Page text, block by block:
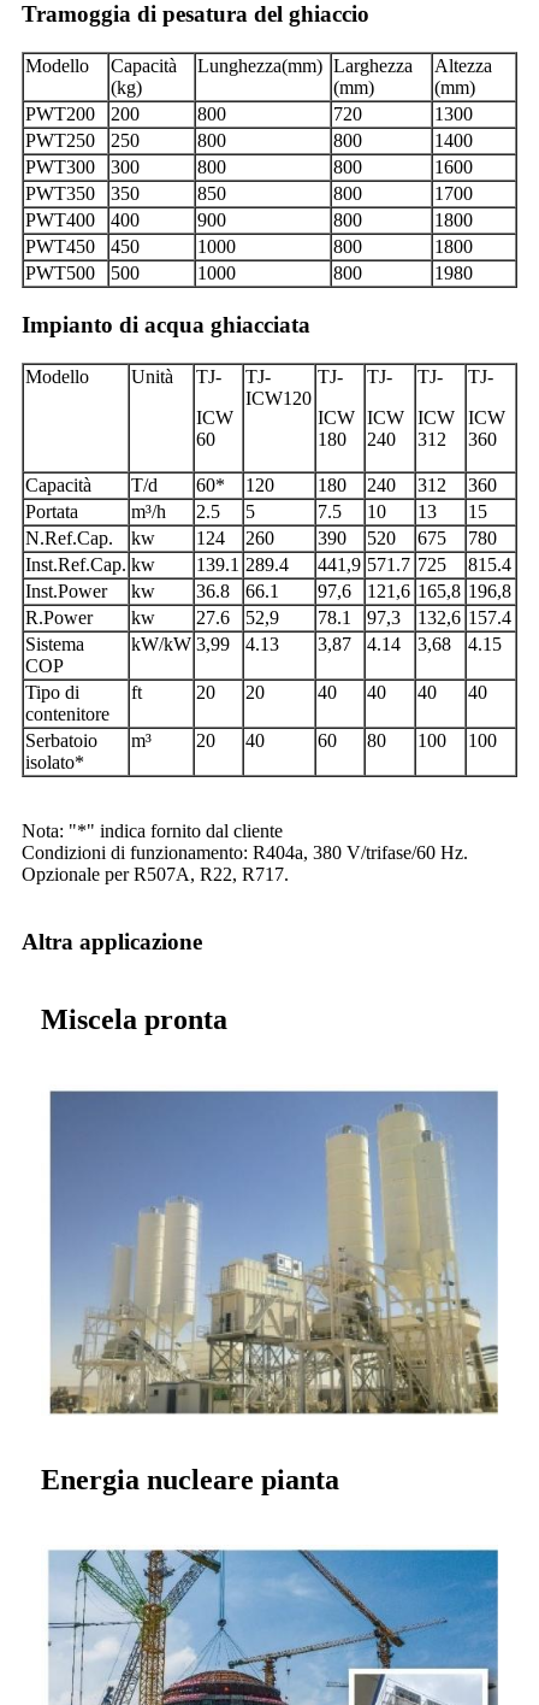
Tramoggia di pesatura del ghiaccio
Modello
Capacità
(kg)
Lunghezza(mm) Larghezza
(mm)
Altezza
(mm)
PWT200
200 800 720
1300
PWT250
250 800 800
1400
PWT300
300 800 800
1600
PWT350
350 850 800
1700
PWT400
400 900 800
1800
PWT450
450 1000 800
1800
PWT500
500 1000 800 1980
Impianto di acqua ghiacciata
Modello Unità
TJ-
ICW
60
TJ-
ICW120
TJ-
ICW
180
TJ-
ICW
240
TJ-
ICW
312
TJ-
ICW
360
Capacità T/d 60* 120 180 240 312
360
Portata
m³/h 2.5 5 7.5 10 13
15
N.Ref.Cap.
kw 124 260 390 520 675
780
Inst.Ref.Cap. kw 139.1 289.4 441,9 571.7 725
815.4
Inst.Power
kw 36.8 66.1 97,6 121,6 165,8 196,8
R.Power
kw 27.6 52,9 78.1 97,3 132,6 157.4
Sistema
COP
kW/kW 3,99 4.13 3,87 4.14 3,68 4.15
Tipo di
contenitore
ft 20 20 40 40 40 40
Serbatoio
isolato*
m³ 20 40 60 80 100 100
Nota: "*" indica fornito dal cliente
Condizioni di funzionamento: R404a, 380 V/trifase/60 Hz.
Opzionale per R507A, R22, R717.
Altra applicazione
Miscela pronta
Energia nucleare pianta